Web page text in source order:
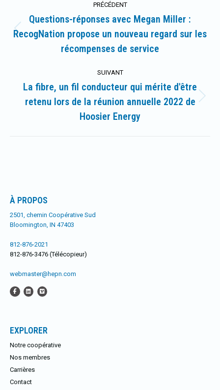
article
PRÉCÉDENT
Article
précédent
Questions-réponses avec Megan Miller :
RecogNation propose un nouveau regard sur les
récompenses de service
SUIVANT
Article
suivant
La fibre, un fil conducteur qui mérite d'être
retenu lors de la réunion annuelle 2022 de
Hoosier Energy
À PROPOS
2501, chemin Coopérative Sud
Bloomington, IN 47403
812-876-2021
812-876-3476 (Télécopieur)
webmaster@hepn.com
EXPLORER
Notre coopérative
Nos membres
Carrières
Contact